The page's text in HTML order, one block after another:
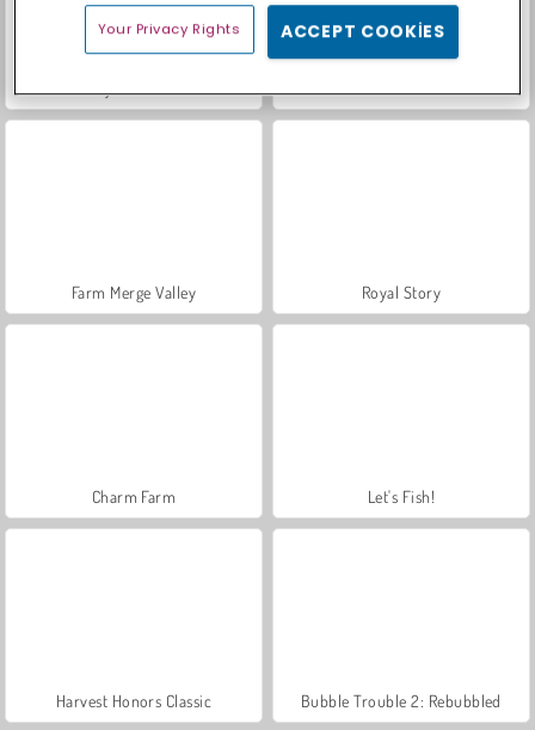
Farm Merge Valley Royal Story
Charm Farm Let's Fish!
Harvest Honors Classic Bubble Trouble 2: Rebubbled
Your Privacy Rights ACCEPT COOKIES